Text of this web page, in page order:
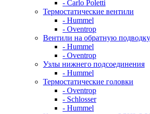
- Carlo Poletti
Термостатические вентили
- Hummel
- Oventrop
Вентили на обратную подводку
- Hummel
- Oventrop
Узлы нижнего подсоединения
- Hummel
Термостатические головки
- Oventrop
- Schlosser
- Hummel